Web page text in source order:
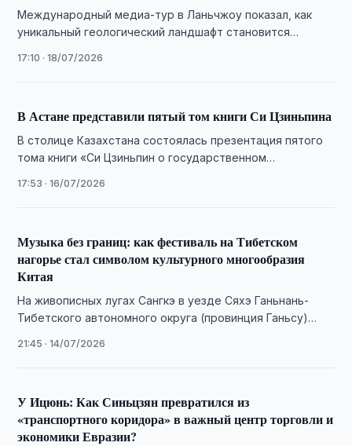
Международный медиа-тур в Ланьчжоу показал, как
уникальный геологический ландшафт становится
туристического продукта.
17:10 · 18/07/2026
В Астане представили пятый том книги Си Цзиньпина
В столице Казахстана состоялась презентация пятого
тома книги «Си Цзиньпин о государственном
Казахстана.
17:53 · 16/07/2026
Музыка без границ: как фестиваль на Тибетском
нагорье стал символом культурного многообразия
Китая
На живописных лугах Сангкэ в уезде Сяхэ Ганьнань-
Тибетского автономного округа (провинция Ганьсу)
гранатового цветка — …
21:45 · 14/07/2026
У Ицюнь: Как Синьцзян превратился из
«транспортного коридора» в важный центр торговли и
экономики Евразии?